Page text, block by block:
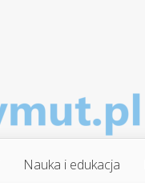
Nauka i edukacja